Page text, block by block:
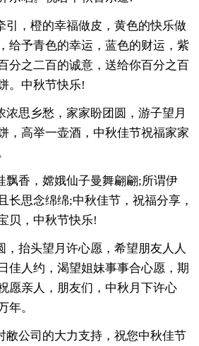
引，橙的幸福做皮，黄色的快乐做
给予青色的幸运，蓝色的财运，紫
分之二百的诚意，送给你百分之百
。中秋节快乐!
浓思乡愁，家家盼团圆，游子望月
，高举一壶酒，中秋佳节祝福家家
飘香，嫦娥仙子曼舞翩翩;所谓伊
长思念绵绵;中秋佳节，祝福分享，
贝，中秋节快乐!
，抬头望月许心愿，希望朋友人人
佳人约，渴望姐妹事事合心愿，期
愿亲人，朋友们，中秋月下许心
年。
敝公司的大力支持，祝您中秋佳节